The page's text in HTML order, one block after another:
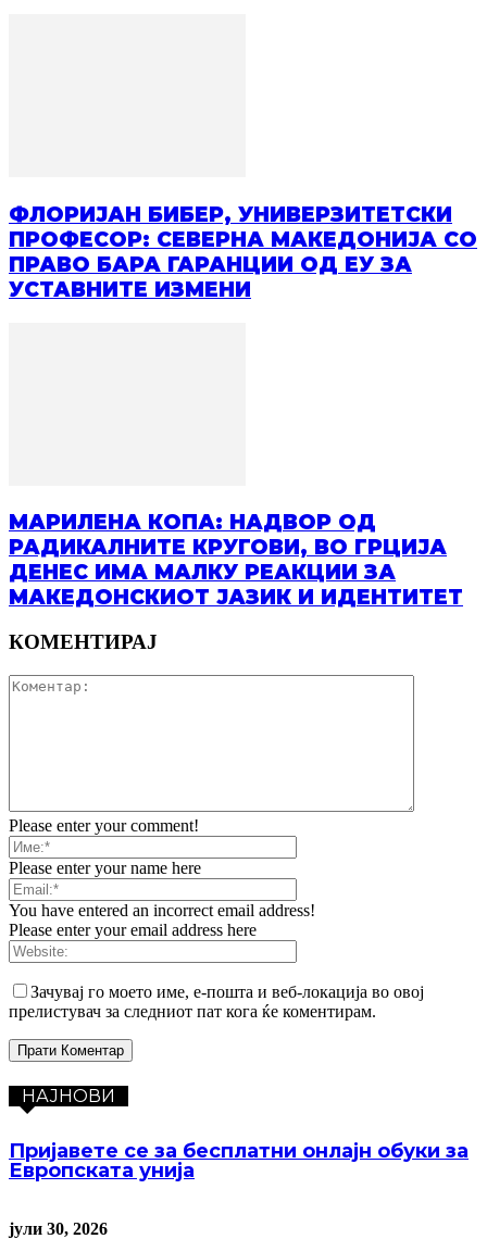
ФЛОРИЈАН БИБЕР, УНИВЕРЗИТЕТСКИ
ПРОФЕСОР: СЕВЕРНА МАКЕДОНИЈА СО
ПРАВО БАРА ГАРАНЦИИ ОД ЕУ ЗА
УСТАВНИТЕ ИЗМЕНИ
МАРИЛЕНА КОПА: НАДВОР ОД
РАДИКАЛНИТЕ КРУГОВИ, ВО ГРЦИЈА
ДЕНЕС ИМА МАЛКУ РЕАКЦИИ ЗА
МАКЕДОНСКИОТ ЈАЗИК И ИДЕНТИТЕТ
КОМЕНТИРАЈ
Please enter your comment!
Please enter your name here
You have entered an incorrect email address!
Please enter your email address here
Зачувај го моето име, е-пошта и веб-локација во овој
прелистувач за следниот пат кога ќе коментирам.
НАЈНОВИ
Пријавете се за бесплатни онлајн обуки за
Европската унија
јули 30, 2026